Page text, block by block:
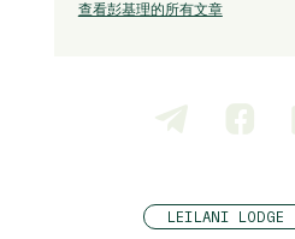
查看彭基理的所有文章
LEILANI LODGE